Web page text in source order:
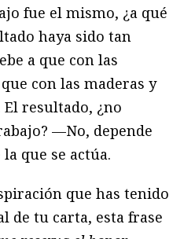
fue el mismo, ¿a qué
haya sido tan
a que con las
con las maderas y
El resultado, ¿no
—No, depende
que se actúa.
que has tenido
de tu carta, esta frase